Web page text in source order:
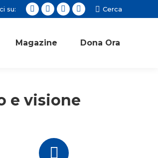
su:
Facebook
opens
Twitter
opens
Instagram
opens
YouTube
opens
Cerca:
Cerca
Magazine Dona Ora
e visione